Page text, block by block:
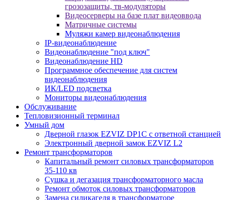
грозозащиты, тв-модуляторы
Видеосерверы на базе плат видеоввода
Матричные системы
Муляжи камер видеонаблюдения
IP-видеонаблюдение
Видеонаблюдение "под ключ"
Видеонаблюдение HD
Программное обеспечение для систем
видеонаблюдения
ИК/LED подсветка
Мониторы видеонаблюдения
Обслуживание
Тепловизионный терминал
Умный дом
Дверной глазок EZVIZ DP1C с ответной станцией
Электронный дверной замок EZVIZ L2
Ремонт трансформаторов
Капитальный ремонт силовых трансформаторов
35-110 кв
Сушка и дегазация трансформаторного масла
Ремонт обмоток силовых трансформаторов
Замена силикагеля в трансформаторе